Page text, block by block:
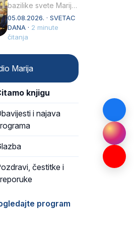
bazilike svete Marije
Velike (Santa Maria
Maggiore) u narodu
se slavi kao Gospa
05.08.2026. · SVETAC
DANA · 2 minute
čitanja
Marija
knjigu
i najava
čestitke i
program